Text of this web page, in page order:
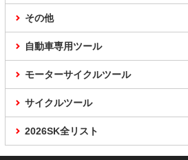
その他
自動車専用ツール
モーターサイクルツール
サイクルツール
2026SK全リスト